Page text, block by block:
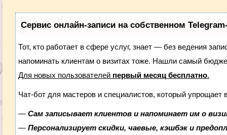
Сервис онлайн-записи на собственном
Тот, кто работает в сфере услуг, знает — без ведения
напоминать клиентам о визитах тоже. Нашли самый
Для новых пользователей первый месяц бесплатно.
Чат-бот для мастеров и специалистов, который упрощает
— Сам записывает клиентов и напоминает им о
— Персонализирует скидки, чаевые, кэшбэк и